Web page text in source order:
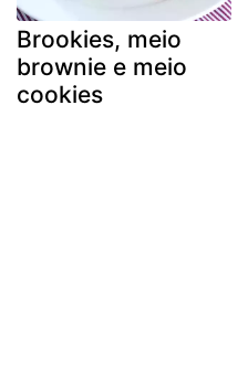
Brookies, meio
brownie e meio
cookies